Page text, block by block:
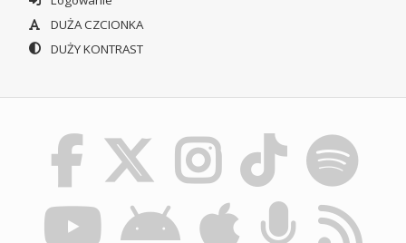
DUŻA CZCIONKA
DUŻY KONTRAST